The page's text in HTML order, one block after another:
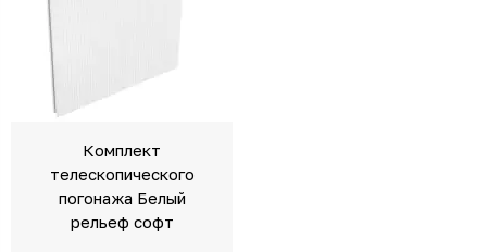
Комплект
телескопического
погонажа Белый
рельеф софт